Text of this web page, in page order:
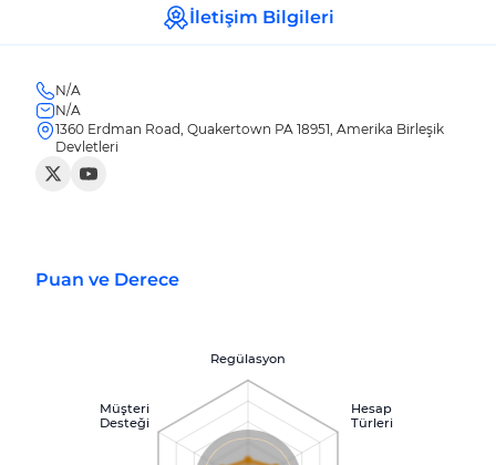
İletişim Bilgileri
N/A
N/A
1360 Erdman Road, Quakertown PA 18951, Amerika Birleşik
Devletleri
Puan ve Derece
Regülasyon
Hesap
Türleri
Müşteri
Desteği